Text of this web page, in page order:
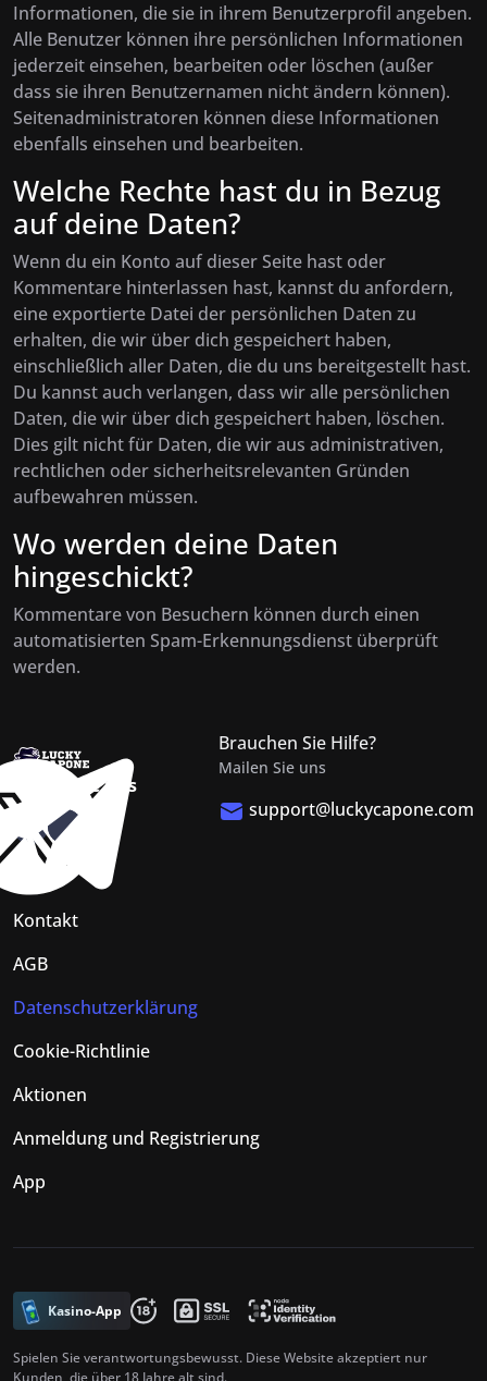
Informationen, die sie in ihrem Benutzerprofil angeben.
Alle Benutzer können ihre persönlichen Informationen
jederzeit einsehen, bearbeiten oder löschen (außer
dass sie ihren Benutzernamen nicht ändern können).
Seitenadministratoren können diese Informationen
ebenfalls einsehen und bearbeiten.
Welche Rechte hast du in Bezug
auf deine Daten?
Wenn du ein Konto auf dieser Seite hast oder
Kommentare hinterlassen hast, kannst du anfordern,
eine exportierte Datei der persönlichen Daten zu
erhalten, die wir über dich gespeichert haben,
einschließlich aller Daten, die du uns bereitgestellt hast.
Du kannst auch verlangen, dass wir alle persönlichen
Daten, die wir über dich gespeichert haben, löschen.
Dies gilt nicht für Daten, die wir aus administrativen,
rechtlichen oder sicherheitsrelevanten Gründen
aufbewahren müssen.
Wo werden deine Daten
hingeschickt?
Kommentare von Besuchern können durch einen
automatisierten Spam-Erkennungsdienst überprüft
werden.
Folgen Sie uns
Kontakt
AGB
Datenschutzerklärung
Cookie-Richtlinie
Aktionen
Anmeldung und Registrierung
App
Brauchen Sie Hilfe?
Mailen Sie uns
support@luckycapone.com
Kasino-App
Spielen Sie verantwortungsbewusst. Diese Website akzeptiert nur
Kunden, die über 18 Jahre alt sind.